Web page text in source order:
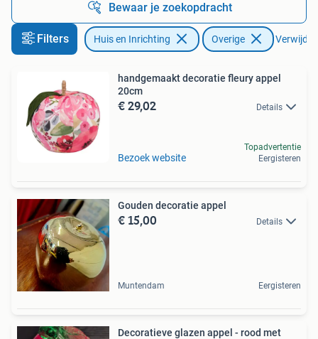
Bewaar je zoekopdracht
Filters Huis en Inrichting Overige
handgemaakt decoratie fleury appel
20cm
€ 29,02 Details
Bezoek website
Topadvertentie
Eergisteren
Gouden decoratie appel
€ 15,00 Details
Muntendam Eergisteren
Decoratieve glazen appel - rood met